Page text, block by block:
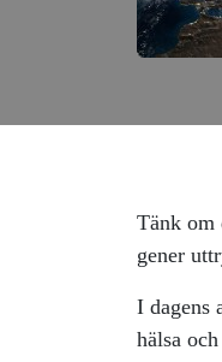
Tänk om
gener
I dagens
hälsa